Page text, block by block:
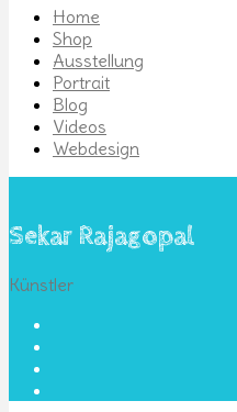
Home
Shop
Ausstellung
Portrait
Blog
Videos
Webdesign
Sekar Rajagopal
Künstler